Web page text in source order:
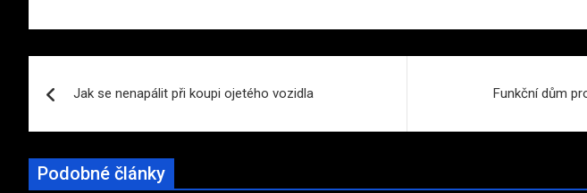
pro
Jak se nenapálit při koupi ojetého vozidla Funkční dům
Podobné články